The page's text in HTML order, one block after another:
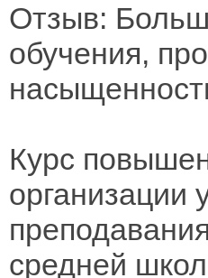
Отзыв:
обучения,
Курс
организации
средней